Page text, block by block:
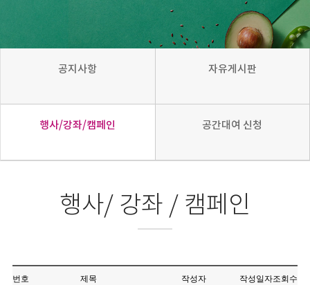
공지사항 자유게시판
행사/강좌/캠페인 공간대여 신청
행사/ 강좌 / 캠페인
번호 제목 작성자 작성일자조회수